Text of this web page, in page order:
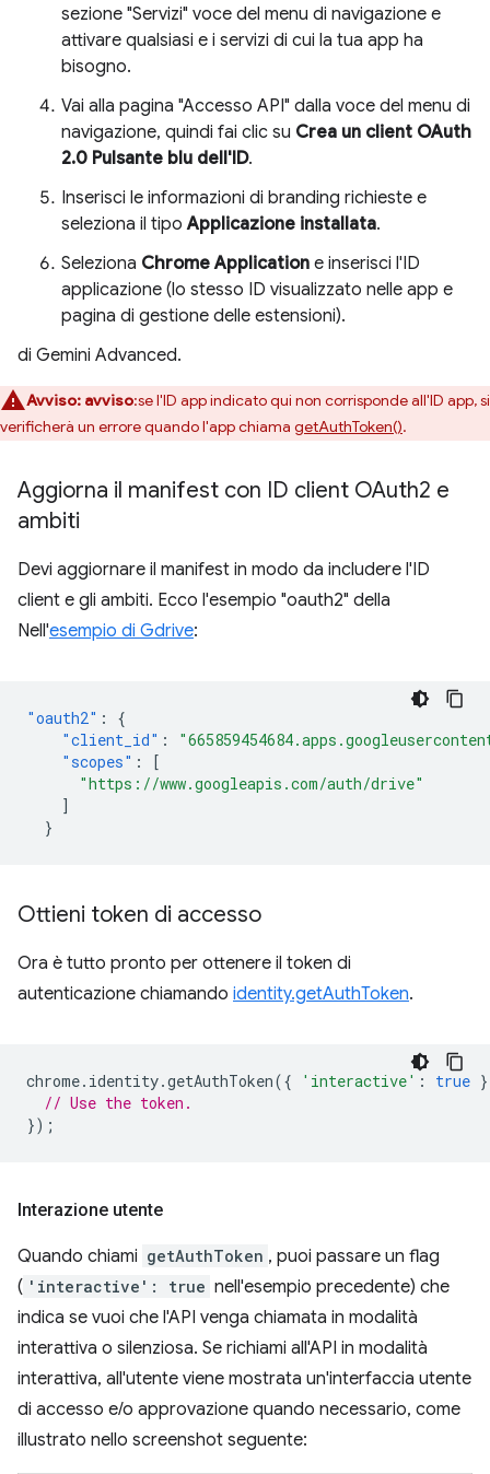
sezione "Servizi" voce del menu di navigazione e
attivare qualsiasi e i servizi di cui la tua app ha
bisogno.
Vai alla pagina "Accesso API" dalla voce del menu di
navigazione, quindi fai clic su Crea un client OAuth
2.0 Pulsante blu dell'ID.
Inserisci le informazioni di branding richieste e
seleziona il tipoApplicazione installata.
Seleziona Chrome Application e inserisci l'ID
applicazione (lo stesso ID visualizzato nelle app e
pagina di gestione delle estensioni).
di Gemini Advanced.
Avviso: avviso:se l'ID app indicato qui non corrisponde all'ID app, si
verificherà un errore quando l'app chiama getAuthToken().
Aggiorna il manifest con ID client OAuth2 e
ambiti
Devi aggiornare il manifest in modo da includere l'ID
client e gli ambiti. Ecco l'esempio "oauth2" della
Nell'esempio di Gdrive:
"oauth2" :
{
"client_id" :
"scopes" :
[
"https://www.googleapis.com/auth/drive"
]
}
Ottieni token di accesso
Ora è tutto pronto per ottenere il token di
autenticazione chiamando identity.getAuthToken.
chrome. identity.getAuthToken({ 'interactive' : true
// Use the token.
});
Interazione utente
Quando chiami getAuthToken , puoi passare un flag
( 'interactive': true nell'esempio precedente) che
indica se vuoi che l'API venga chiamata in modalità
interattiva o silenziosa. Se richiami all'API in modalità
interattiva, all'utente viene mostrata un'interfaccia utente
di accesso e/o approvazione quando necessario, come
illustrato nello screenshot seguente: